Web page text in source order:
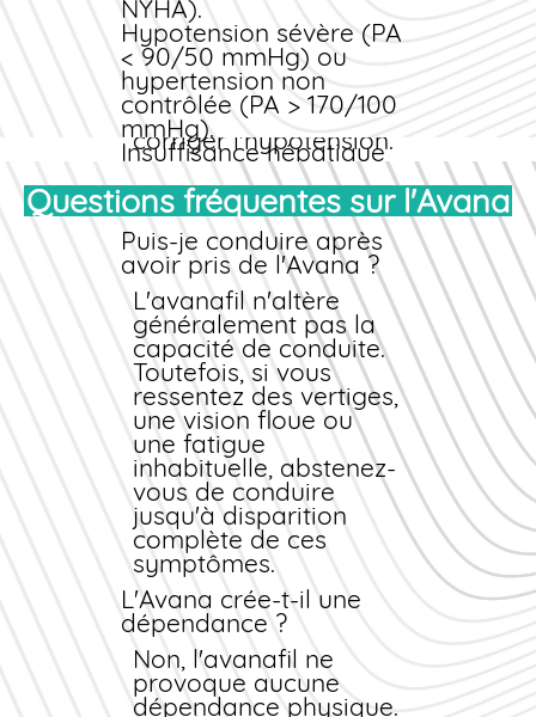
cardiovasculaire, une
réhydratation et, si
nécessaire,
l'administration de
vasopresseurs pour
corriger l'hypotension.
NYHA).
Hypotension sévère (PA
< 90/50 mmHg) ou
hypertension non
contrôlée (PA > 170/100
mmHg).
Insuffisance hépatique
grave (Child-Pugh C).
Insuffisance rénale
terminale nécessitant
dialyse.
Rétinopathie
pigmentaire héréditaire.
Précautions particulières
Informez votre médecin
de tous vos traitements
en cours (notamment
alpha-bloquants,
antihypertenseurs).
Évitez la consommation
de pamplemousse
(interaction
enzymatique possible).
Signalez toute
déformation
anatomique du pénis
(maladie de La
Peyronie, fibrose
caverneuse).
En cas de
Questions fréquentes sur l'Avana
Puis-je conduire après
avoir pris de l'Avana ?
L'avanafil n'altère
généralement pas la
capacité de conduite.
Toutefois, si vous
ressentez des vertiges,
une vision floue ou
une fatigue
inhabituelle, abstenez-
vous de conduire
jusqu'à disparition
complète de ces
symptômes.
L'Avana crée-t-il une
dépendance ?
Non, l'avanafil ne
provoque aucune
dépendance physique.